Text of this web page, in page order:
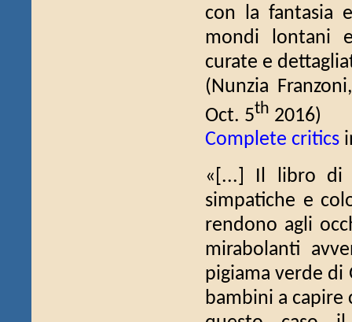
con la fantasia
mondi lontani
curate e
(Nunzia
Oct. 5th 2016)
Complete critics
«[...] Il libro di
simpatiche e
rendono agli
mirabolanti
pigiama verde di
bambini a capire